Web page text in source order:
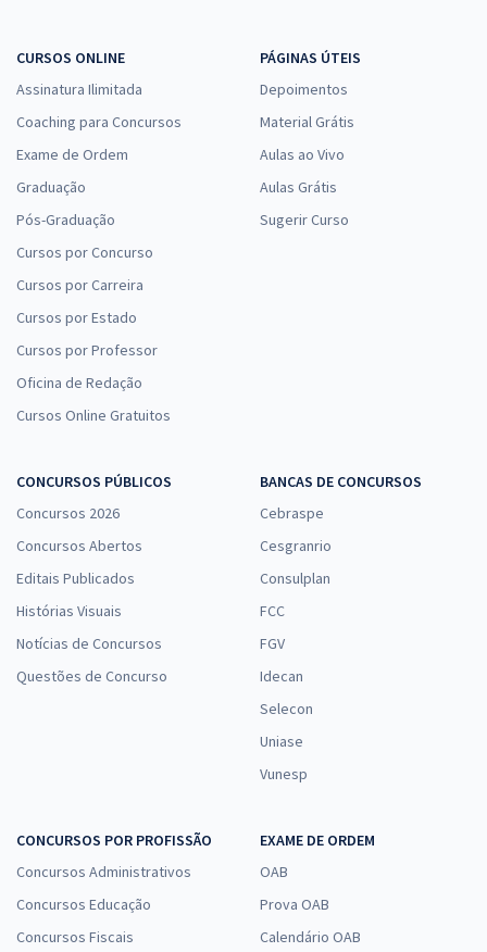
PC PI - Polícia Civil do Estado do Piauí - Conhecimentos Básicos para
Oficial Investigador
à vista
Economize R$ 79,96 (-20%)
Cargos de Perito Oficial Criminal (Perito Médico-Legista, Perito
Comprar
PC PI - Polícia Civil do Estado do Piauí - Informática para os Cargos
Franceschini e Washington Almeida
à vista
R$11,99
Economize R$ 35,96 (-20%)
Comprar
Treinamento Intensivo + Sprint Final para PC PI - Polícia Civil do
Estado do Piauí - Oficial Investigador (Pós-edital)
à vista
CURSOS ONLINE
Assinatura Ilimitada
Coaching para Concursos
Exame de Ordem
Graduação
Pós-Graduação
Cursos por Concurso
Cursos por Carreira
Cursos por Estado
Cursos por Professor
Oficina de Redação
Cursos Online Gratuitos
PÁGINAS ÚTEIS
Depoimentos
Material Grátis
Aulas ao Vivo
Aulas Grátis
Sugerir Curso
CONCURSOS PÚBLICOS
Concursos 2026
Concursos Abertos
Editais Publicados
Histórias Visuais
Notícias de Concursos
Questões de Concurso
BANCAS DE CONCURSOS
Cebraspe
Cesgranrio
Consulplan
FCC
FGV
Idecan
Selecon
Uniase
Vunesp
CONCURSOS POR PROFISSÃO
Concursos Administrativos
Concursos Educação
Concursos Fiscais
EXAME DE ORDEM
OAB
Prova OAB
Calendário OAB